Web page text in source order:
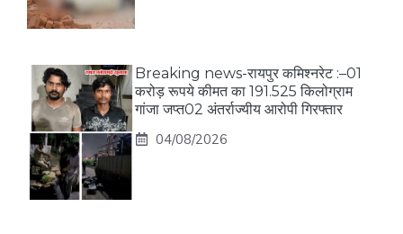
Breaking news-रायपुर कमिश्नरेट :–01
करोड़ रूपये कीमत का 191.525 किलोग्राम
गांजा जप्त02 अंतर्राज्यीय आरोपी गिरफ्तार
04/08/2026